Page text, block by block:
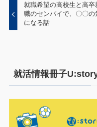
就職希望の高校生と高卒
職のセンパイで、〇〇の
になる話
就活情報冊子